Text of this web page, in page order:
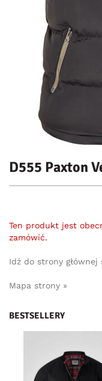
D555 Paxton
Ten produkt jest
zamówić.
Idź do strony głównej
Mapa strony »
BESTSELLERY